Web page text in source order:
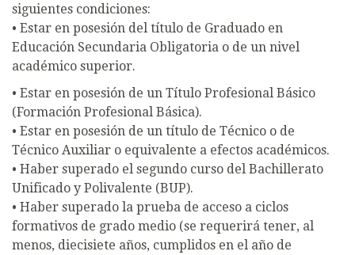
siguientes condiciones:
• Estar en posesión del título de Graduado en
Educación Secundaria Obligatoria o de un nivel
académico superior.
• Estar en posesión de un Título Profesional Básico
(Formación Profesional Básica).
• Estar en posesión de un título de Técnico o de
Técnico Auxiliar o equivalente a efectos académicos.
• Haber superado el segundo curso del Bachillerato
Unificado y Polivalente (BUP).
• Haber superado la prueba de acceso a ciclos
formativos de grado medio (se requerirá tener, al
menos, diecisiete años, cumplidos en el año de